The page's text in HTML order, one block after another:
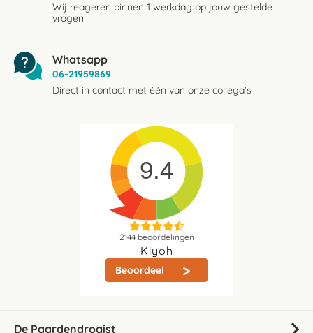
Wij reageren binnen 1 werkdag op jouw gestelde
vragen
Whatsapp
06-21959869
Direct in contact met één van onze collega's
9.4
2144beoordelingen
Kiyoh
Beoordeel
De Paardendrogist